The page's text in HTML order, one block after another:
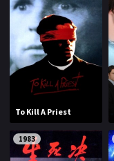
To Kill A Priest
1983